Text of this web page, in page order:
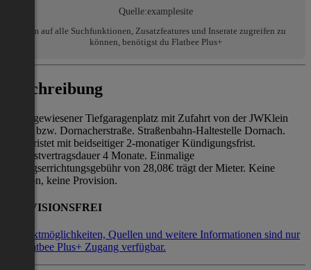
Quelle:examplesite
Um auf alle Suchfunktionen, Zusatzfeatures und Inserate zugreifen zu
können, benötigst du Flatbee Plus+
Beschreibung
Fix zugewiesener Tiefgaragenplatz mit Zufahrt von der JWKlein
Straße bzw. Dornacherstraße. Straßenbahn-Haltestelle Dornach.
Unbefristet mit beidseitiger 2-monatiger Kündigungsfrist.
Mindestvertragsdauer 4 Monate. Einmalige
Vertragserrichtungsgebühr von 28,08€ trägt der Mieter. Keine
Kaution, keine Provision.
PROVISIONSFREI
Kontaktmöglichkeiten, Quellen und weitere Informationen sind nur
mit Flatbee Plus+ Zugang verfügbar.